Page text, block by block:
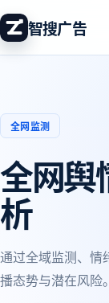
智搜广告
全网监测
全网舆
析
通过全域监测、情
播态势与潜在风险。